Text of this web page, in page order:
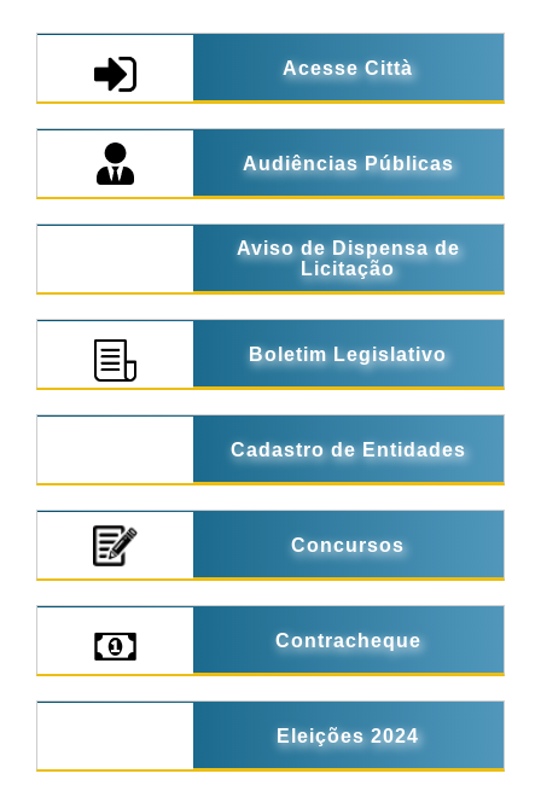
Acesse Città
Audiências Públicas
Aviso de Dispensa de
Licitação
Boletim Legislativo
Cadastro de Entidades
Concursos
Contracheque
Eleições 2024